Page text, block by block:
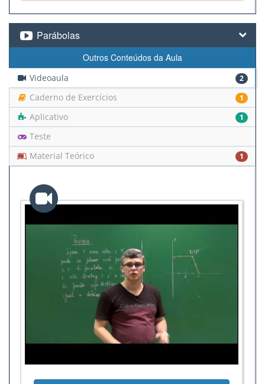
Parábolas
Outros Conteúdos da Aula
Videoaula 2
Caderno de Exercícios 1
Aplicativo 1
Teste
Material Teórico
1